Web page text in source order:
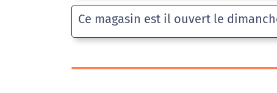
Ce magasin est il ouvert le